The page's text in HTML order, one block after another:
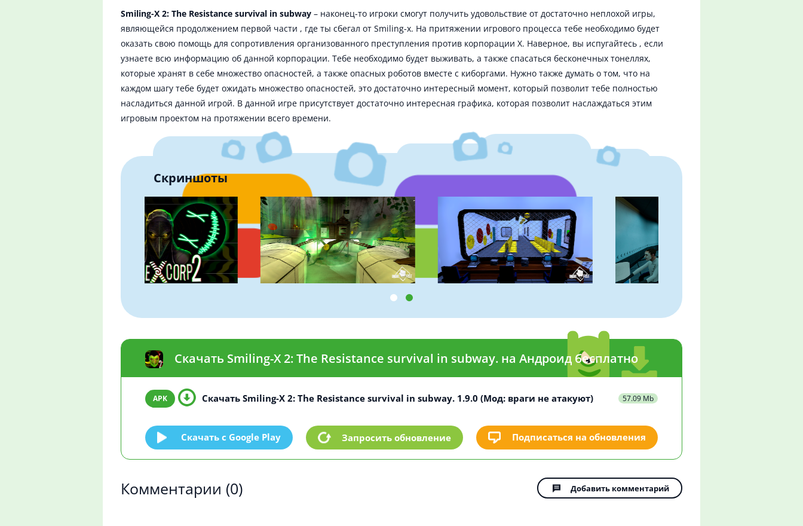
Smiling-X 2: The Resistance survival in subway – наконец-то игроки смогут получить удовольствие от достаточно неплохой игры,
являющейся продолжением первой части , где ты сбегал от Smiling-x. На притяжении игрового процесса тебе необходимо будет
оказать свою помощь для сопротивления организованного преступления против корпорации Х. Наверное, вы испугайтесь , если
узнаете всю информацию об данной корпорации. Тебе необходимо будет выживать, а также спасаться бесконечных тонеллях,
которые хранят в себе множество опасностей, а также опасных роботов вместе с киборгами. Нужно также думать о том, что на
каждом шагу тебе будет ожидать множество опасностей, это достаточно интересный момент, который позволит тебе полностью
насладиться данной игрой. В данной игре присутствует достаточно интересная графика, которая позволит наслаждаться этим
игровым проектом на протяжении всего времени.
Скриншоты
Скачать Smiling-X 2: The Resistance survival in subway. на Андроид бесплатно
Скачать Smiling-X 2: The Resistance survival in subway. 1.9.0 (Мод: враги не атакуют) 57.09 Mb
Скачать c Google Play Запросить обновление Подписаться на обновления
Комментарии (0) Добавить комментарий